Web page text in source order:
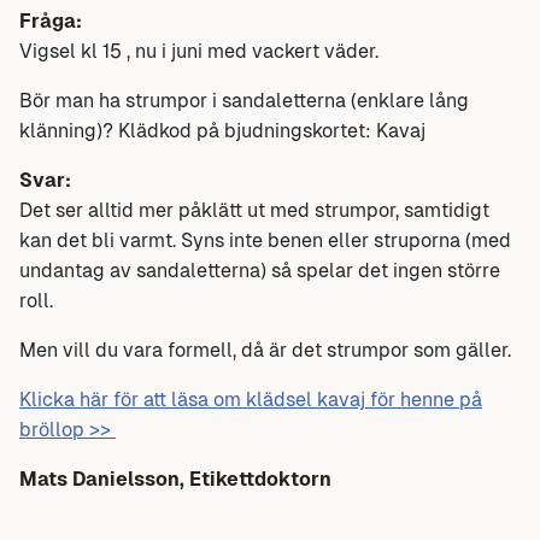
Fråga:
Vigsel kl 15 , nu i juni med vackert väder.
Bör man ha strumpor i sandaletterna (enklare lång
klänning)? Klädkod på bjudningskortet: Kavaj
Svar:
Det ser alltid mer påklätt ut med strumpor, samtidigt
kan det bli varmt. Syns inte benen eller struporna (med
undantag av sandaletterna) så spelar det ingen större
roll.
Men vill du vara formell, då är det strumpor som gäller.
Klicka här för att läsa om klädsel kavaj för henne på
bröllop >>
Mats Danielsson, Etikettdoktorn